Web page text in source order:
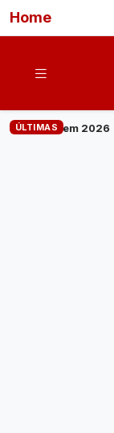
Home
ÚLTIMAScumpre